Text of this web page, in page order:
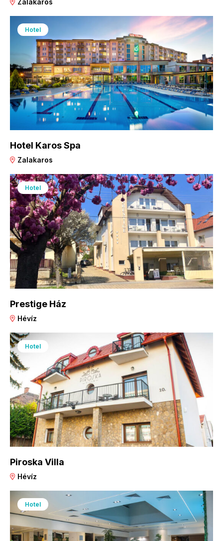
Zalakaros
Hotel
Hotel Karos Spa
Zalakaros
Hotel
Prestige Ház
Hévíz
Hotel
Piroska Villa
Hévíz
Hotel